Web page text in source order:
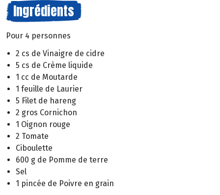
Ingrédients
Pour 4 personnes
2 cs de Vinaigre de cidre
5 cs de Crème liquide
1 cc de Moutarde
1 feuille de Laurier
5 Filet de hareng
2 gros Cornichon
1 Oignon rouge
2 Tomate
Ciboulette
600 g de Pomme de terre
Sel
1 pincée de Poivre en grain